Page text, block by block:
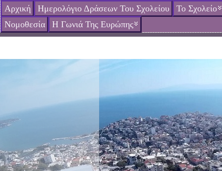
Αρχική Ημερολόγιο Δράσεων Του Σχολείου
Το Σχολείο
Νομοθεσία
Η Γωνιά Της Ευρώπης